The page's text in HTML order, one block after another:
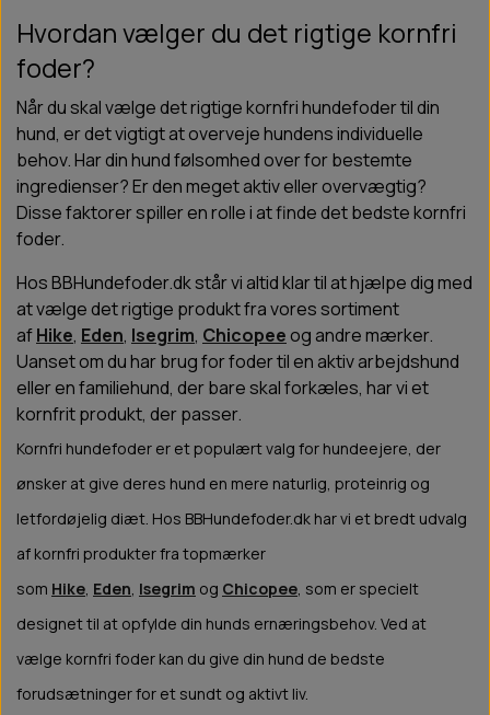
Hvordan vælger du det rigtige kornfri
foder?
Når du skal vælge det rigtige kornfri hundefoder til din
hund, er det vigtigt at overveje hundens individuelle
behov. Har din hund følsomhed over for bestemte
ingredienser? Er den meget aktiv eller overvægtig?
Disse faktorer spiller en rolle i at finde det bedste kornfri
foder.
Hos BBHundefoder.dk står vi altid klar til at hjælpe dig med
at vælge det rigtige produkt fra vores sortiment
afHike, Eden, Isegrim, Chicopeeog andre mærker.
Uanset om du har brug for foder til en aktiv arbejdshund
eller en familiehund, der bare skal forkæles, har vi et
kornfrit produkt, der passer.
Kornfri hundefoder er et populært valg for hundeejere, der
ønsker at give deres hund en mere naturlig, proteinrig og
letfordøjelig diæt. Hos BBHundefoder.dk har vi et bredt udvalg
af kornfri produkter fra topmærker
som Hike, Eden, Isegrim og Chicopee, som er specielt
designet til at opfylde din hunds ernæringsbehov. Ved at
vælge kornfri foder kan du give din hund de bedste
forudsætninger for et sundt og aktivt liv.